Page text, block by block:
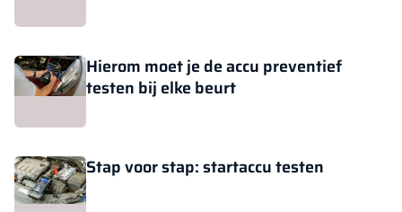
Hierom moet je de accu preventief
testen bij elke beurt
Stap voor stap: startaccu testen